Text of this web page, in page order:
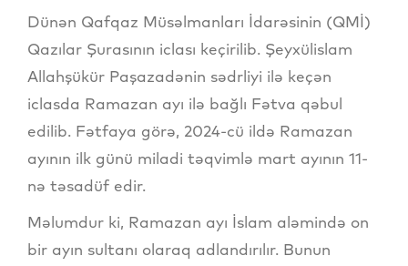
Dünən Qafqaz Müsəlmanları İdarəsinin (QMİ)
Qazılar Şurasının iclası keçirilib. Şeyxülislam
Allahşükür Paşazadənin sədrliyi ilə keçən
iclasda Ramazan ayı ilə bağlı Fətva qəbul
edilib. Fətfaya görə, 2024-cü ildə Ramazan
ayının ilk günü miladi təqvimlə mart ayının 11-
nə təsadüf edir.
Məlumdur ki, Ramazan ayı İslam aləmində on
bir ayın sultanı olaraq adlandırılır. Bunun